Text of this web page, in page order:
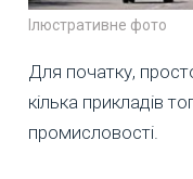
Ілюстративне фото
Для початку,
кілька прикладів
промисловості.